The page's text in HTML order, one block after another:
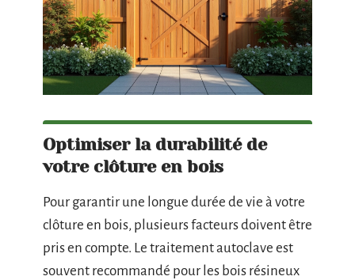
Optimiser la durabilité de
votre clôture en bois
Pour garantir une longue durée de vie à votre
clôture en bois, plusieurs facteurs doivent être
pris en compte. Le traitement autoclave est
souvent recommandé pour les bois résineux